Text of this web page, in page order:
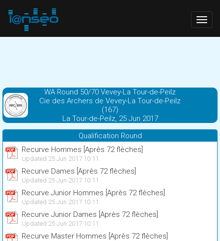
WA Round 50/70 Vevey-La Tour-de-Peilz
Cie des Archers de Vevey-La Tour-de-Peilz
(167)
La Tour-de-Peilz, 25 Jun 2017
Qualification Round
Recurve Hommes [Après 72 flèches]
Updated 25 Jun 2017 10:11
Recurve Dames [Après 72 flèches]
Updated 25 Jun 2017 10:11
Recurve Junior Hommes [Après 72 flèches]
Updated 25 Jun 2017 10:11
Recurve Junior Dames [Après 72 flèches]
Updated 25 Jun 2017 10:11
Recurve Master Hommes [Après 72 flèches]